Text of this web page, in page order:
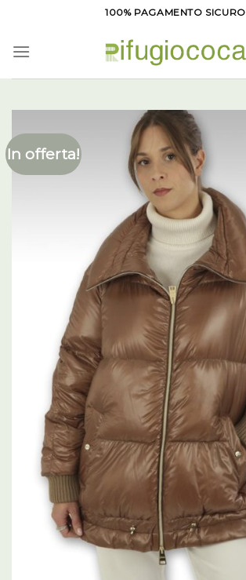
contenuti
100% PAGAMENTO SICURO
In offerta!